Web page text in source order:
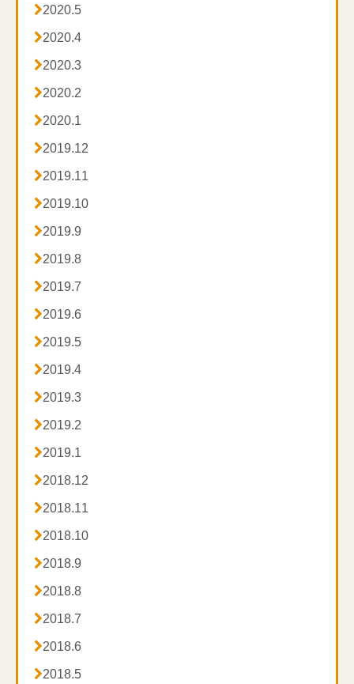
2020.5
2020.4
2020.3
2020.2
2020.1
2019.12
2019.11
2019.10
2019.9
2019.8
2019.7
2019.6
2019.5
2019.4
2019.3
2019.2
2019.1
2018.12
2018.11
2018.10
2018.9
2018.8
2018.7
2018.6
2018.5